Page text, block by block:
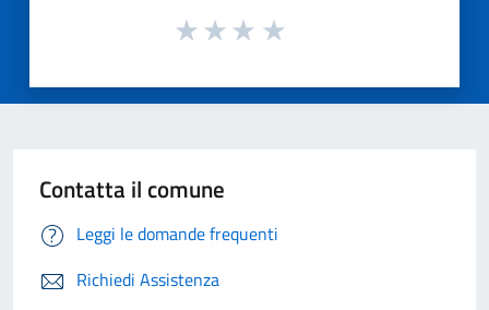
Contatta il comune
Leggi le domande frequenti
Richiedi Assistenza